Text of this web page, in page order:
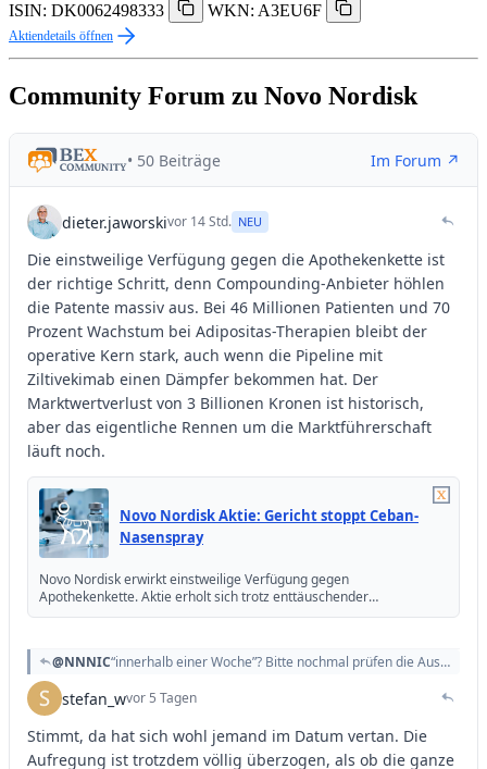
ISIN: DK0062498333
WKN: A3EU6F
Aktiendetails öffnen
Community Forum zu Novo Nordisk